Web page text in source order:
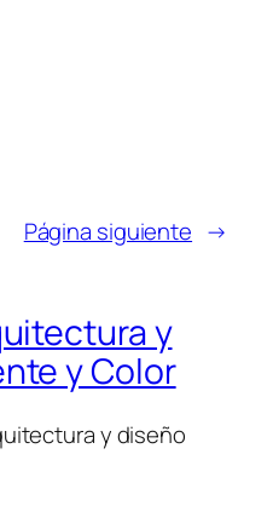
Página siguiente →
y
y Color
y diseño